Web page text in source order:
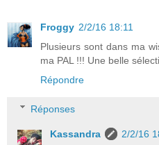
Froggy 2/2/16 18:11
Plusieurs sont dans ma
ma PAL !!! Une belle
Répondre
Réponses
Kassandra
2/2/16